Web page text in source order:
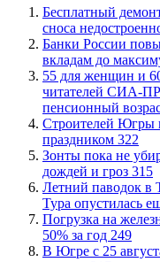
​Бесплатный
сноса
​Банки России
вкладам до
​55 для женщин и
читателей СИА-
пенсионный
​Строителей Югры
праздником 322
​Зонты пока не
дождей и гроз 315
​Летний паводок в
Тура опустилась
​Погрузка на
50% за год 249
​В Югре с 25